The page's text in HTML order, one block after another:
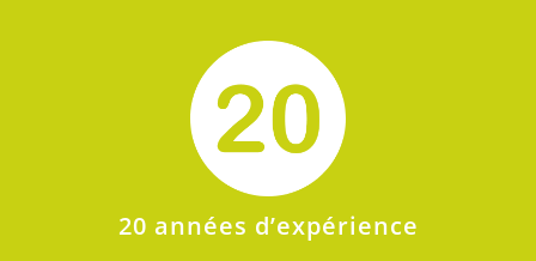
20 années d’expérience